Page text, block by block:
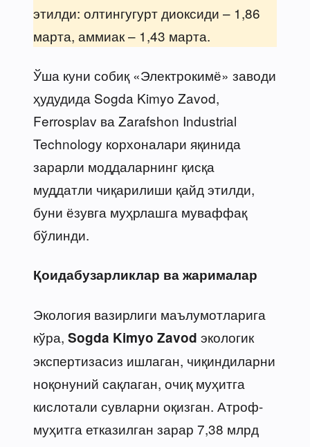
этилди: олтингугурт диоксиди – 1,86
марта, аммиак – 1,43 марта.
Ўша куни собиқ «Электрокимё» заводи
ҳудудида Sogda Kimyo Zavod,
Ferrosplav ва Zarafshon Industrial
Technology корхоналари яқинида
зарарли моддаларнинг қисқа
муддатли чиқарилиши қайд этилди,
буни ёзувга муҳрлашга муваффақ
бўлинди.
Қоидабузарликлар ва жарималар
Экология вазирлиги маълумотларига
кўра, Sogda Kimyo Zavod экологик
экспертизасиз ишлаган, чиқиндиларни
ноқонуний сақлаган, очиқ муҳитга
кислотали сувларни оқизган. Атроф-
муҳитга етказилган зарар 7,38 млрд